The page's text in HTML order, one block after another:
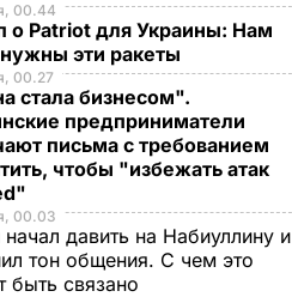
00.44
о Patriot для Украины: Нам
эти ракеты
00.27
стала бизнесом".
предприниматели
письма с требованием
чтобы "избежать атак
00.03
начал давить на Набиуллину и
тон общения. С чем это
быть связано